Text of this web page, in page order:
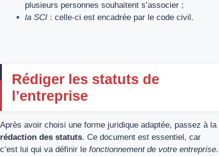
plusieurs personnes souhaitent s’associer ;
la SCI : celle-ci est encadrée par le code civil.
Rédiger les statuts de
l’entreprise
Après avoir choisi une forme juridique adaptée, passez à la
rédaction des statuts. Ce document est essentiel, car
c’est lui qui va définir le fonctionnement de votre entreprise.